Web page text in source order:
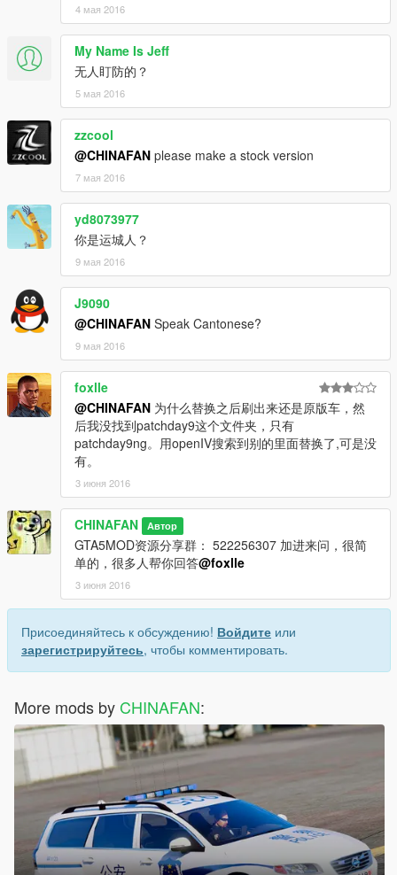
4 мая 2016
My Name Is Jeff
无人盯防的？
5 мая 2016
zzcool
@CHINAFAN please make a stock version
7 мая 2016
yd8073977
你是运城人？
9 мая 2016
J9090
@CHINAFAN Speak Cantonese?
9 мая 2016
foxlle
@CHINAFAN 为什么替换之后刷出来还是原版车，然
后我没找到patchday9这个文件夹，只有
patchday9ng。用openIV搜索到别的里面替换了,可是没
有。
3 июня 2016
CHINAFAN Автор
GTA5MOD资源分享群： 522256307 加进来问，很简
单的，很多人帮你回答@foxlle
3 июня 2016
Присоединяйтесь к обсуждению! Войдите или
зарегистрируйтесь, чтобы комментировать.
More mods by CHINAFAN: